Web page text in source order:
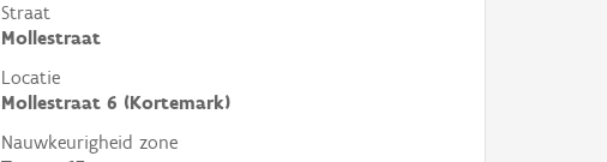
Straat
Mollestraat
Locatie
Mollestraat 6 (Kortemark)
Nauwkeurigheid zone